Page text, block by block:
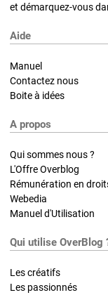
et démarquez-vous
Aide
Manuel
Contactez nous
Boite à idées
A propos
Qui sommes nous ?
L'Offre Overblog
Rémunération en
Webedia
Manuel d'Utilisation
Qui utilise OverBlog
Les créatifs
Les passionnés